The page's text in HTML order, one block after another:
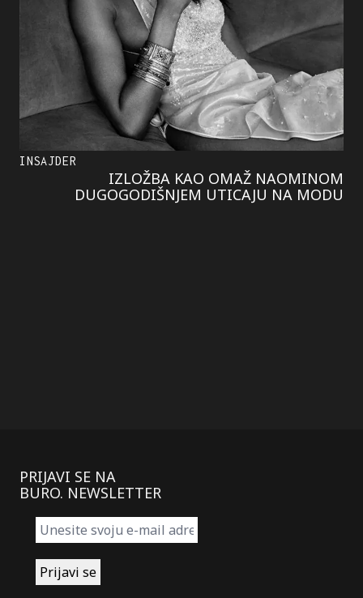
INSAJDER
IZLOŽBA KAO OMAŽ NAOMINOM
DUGOGODIŠNJEM UTICAJU NA MODU
PRIJAVI SE NA
BURO. NEWSLETTER